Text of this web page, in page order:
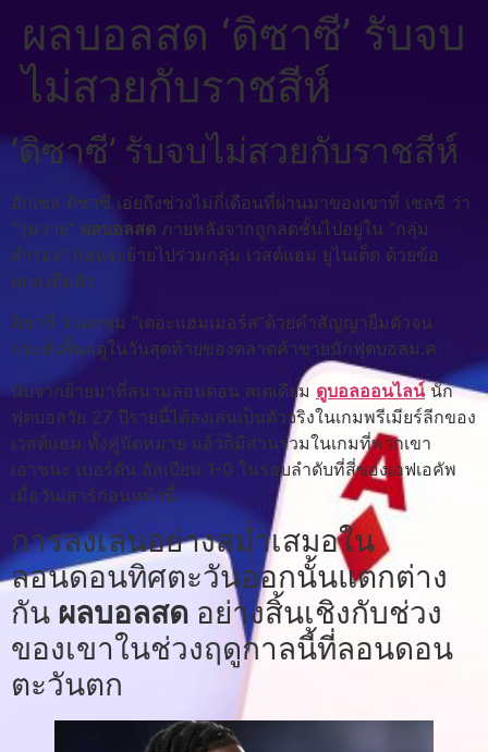
ผลบอลสด ‘ดิซาซี’ รับจบ
ไม่สวยกับราชสีห์
‘ดิซาซี’ รับจบไม่สวยกับราชสีห์
อักเซล ดิซาซี เอ่ยถึงช่วงไม่กี่เดือนที่ผ่านมาของเขาที่ เชลซี ว่า
“วุ่นวาย” ผลบอลสด ภายหลังจากถูกลดชั้นไปอยู่ใน “กลุ่ม
สำรอง” ก่อนจะย้ายไปร่วมกลุ่ม เวสต์แฮม ยูไนเต็ด ด้วยข้อ
ตกลงยืมตัว
ดิซาซี ร่วมกลุ่ม “เดอะแฮมเมอร์ส”ด้วยคำสัญญายืมตัวจน
กระทั่งสิ้นฤดูในวันสุดท้ายของตลาดค้าขายนักฟุตบอลม.ค.
นับจากย้ายมาที่สนามลอนดอน สเตเดียม ดูบอลออนไลน์นัก
ฟุตบอลวัย 27 ปีรายนี้ได้ลงเล่นเป็นตัวจริงในเกมพรีเมียร์ลีกของ
เวสต์แฮม ทั้งคู่นัดหมาย แล้วก็มีส่วนร่วมในเกมที่พวกเขา
เอาชนะ เบอร์ตัน อัลเบียน 1-0 ในรอบลำดับที่สี่ของเอฟเอคัพ
เมื่อวันเสาร์ก่อนหน้านี้
การลงเล่นอย่างสม่ำเสมอใน
ลอนดอนทิศตะวันออกนั้นแตกต่าง
กัน ผลบอลสด อย่างสิ้นเชิงกับช่วง
ของเขาในช่วงฤดูกาลนี้ที่ลอนดอน
ตะวันตก